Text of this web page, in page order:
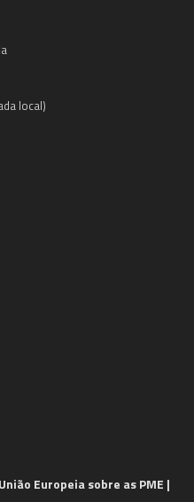
local)
Europeia sobre as PME |